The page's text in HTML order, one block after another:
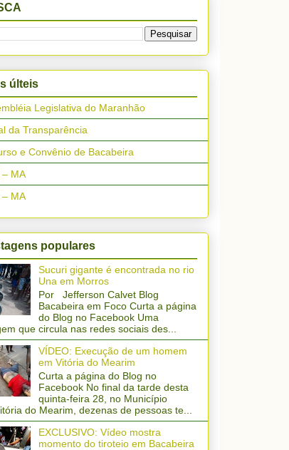
últeis
Legislativa do Maranhão
da Transparência
e Convênio de Bacabeira
– MA
– MA
populares
Sucuri gigante é encontrada no rio
Una em Morros
Por Jefferson Calvet Blog
Bacabeira em Foco Curta a página
do Blog no Facebook Uma
que circula nas redes sociais des...
VÍDEO: Execução de um homem
em Vitória do Mearim
Curta a página do Blog no
Facebook No final da tarde desta
quinta-feira 28, no Município
do Mearim, dezenas de pessoas te...
EXCLUSIVO: Vídeo mostra
momento do tiroteio em Bacabeira